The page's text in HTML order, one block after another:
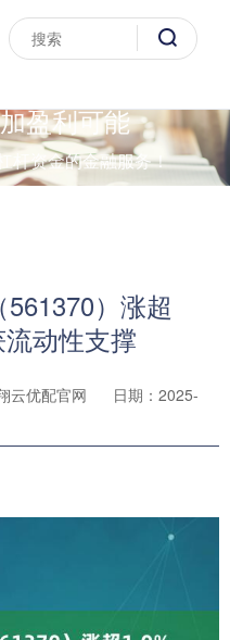
盈利可能
杆资金的金融服务！
）涨超
动性支撑
云优配官网
日期：2025-